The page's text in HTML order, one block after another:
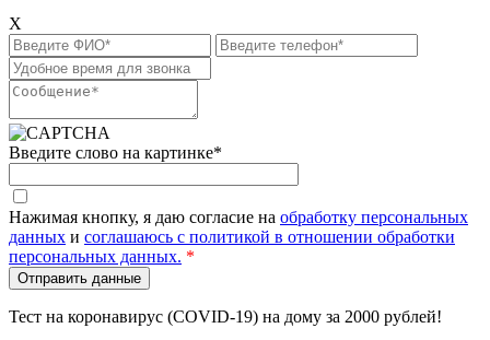
X
Введите слово на картинке*
Нажимая кнопку, я даю согласие на обработку персональных
данных и соглашаюсь с политикой в отношении обработки
персональных данных. *
Тест на коронавирус (COVID-19) на дому за 2000 рублей!